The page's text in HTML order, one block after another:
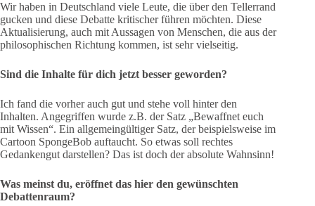
Wir haben in Deutschland viele Leute, die über den Tellerrand
gucken und diese Debatte kritischer führen möchten. Diese
Aktualisierung, auch mit Aussagen von Menschen, die aus der
philosophischen Richtung kommen, ist sehr vielseitig.
Sind die Inhalte für dich jetzt besser geworden?
Ich fand die vorher auch gut und stehe voll hinter den
Inhalten. Angegriffen wurde z.B. der Satz „Bewaffnet euch
mit Wissen“. Ein allgemeingültiger Satz, der beispielsweise im
Cartoon SpongeBob auftaucht. So etwas soll rechtes
Gedankengut darstellen? Das ist doch der absolute Wahnsinn!
Was meinst du, eröffnet das hier den gewünschten
Debattenraum?